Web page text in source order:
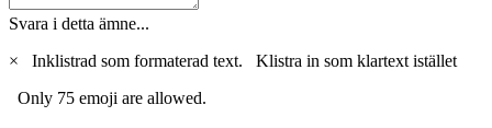
Svara i detta ämne...
×
Inklistrad som formaterad text. Klistra in som klartext istället
Only 75 emoji are allowed.